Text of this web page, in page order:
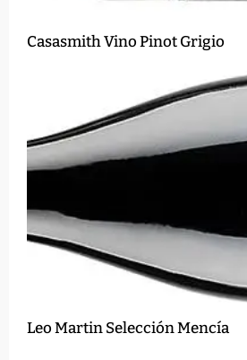
Casasmith Vino Pinot Grigio
Leo Martin Selección Mencía